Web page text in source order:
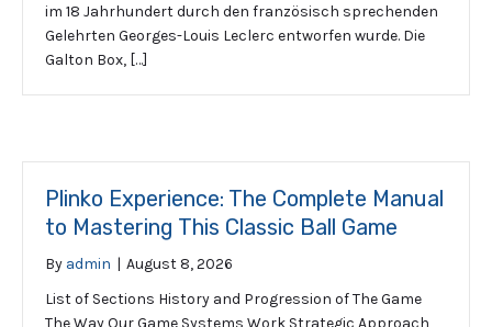
im 18 Jahrhundert durch den französisch sprechenden
Gelehrten Georges-Louis Leclerc entworfen wurde. Die
Galton Box, […]
Plinko Experience: The Complete Manual
to Mastering This Classic Ball Game
By admin | August 8, 2026
List of Sections History and Progression of The Game
The Way Our Game Systems Work Strategic Approach